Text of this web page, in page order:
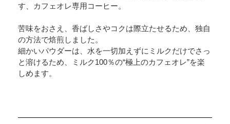
す、カフェオレ専用コーヒー。
苦味をおさえ、香ばしさやコクは際立たせるため、独自
の方法で焙煎しました。
細かいパウダーは、水を一切加えずにミルクだけでさっ
と溶けるため、ミルク100％の“極上のカフェオレ”を楽
しめます。